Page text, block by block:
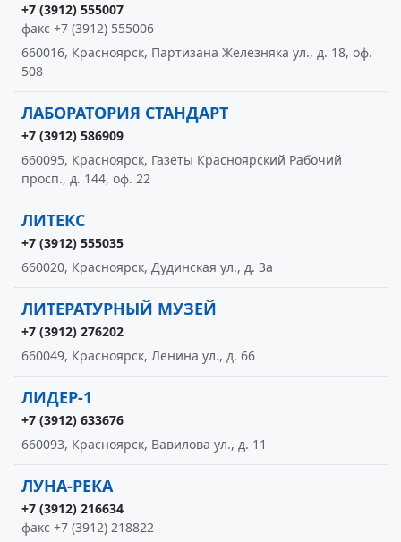
+7 (3912) 555007
факс +7 (3912) 555006
660016, Красноярск, Партизана Железняка ул., д. 18, оф.
508
ЛАБОРАТОРИЯ СТАНДАРТ
+7 (3912) 586909
660095, Красноярск, Газеты Красноярский Рабочий
просп., д. 144, оф. 22
ЛИТЕКС
+7 (3912) 555035
660020, Красноярск, Дудинская ул., д. 3а
ЛИТЕРАТУРНЫЙ МУЗЕЙ
+7 (3912) 276202
660049, Красноярск, Ленина ул., д. 66
ЛИДЕР-1
+7 (3912) 633676
660093, Красноярск, Вавилова ул., д. 11
ЛУНА-РЕКА
+7 (3912) 216634
факс +7 (3912) 218822